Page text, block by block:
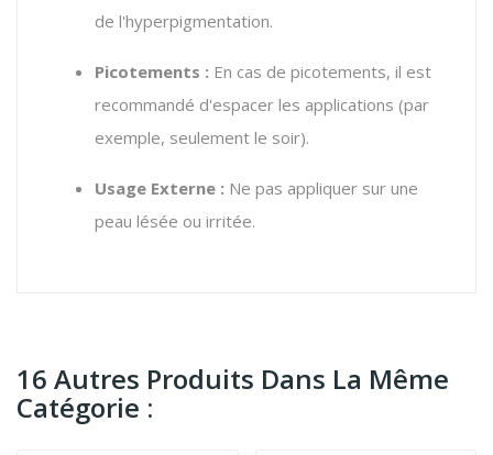
de l'hyperpigmentation.
Picotements : En cas de picotements, il est
recommandé d'espacer les applications (par
exemple, seulement le soir).
Usage Externe : Ne pas appliquer sur une
peau lésée ou irritée.
16 Autres Produits Dans La Même
Catégorie :